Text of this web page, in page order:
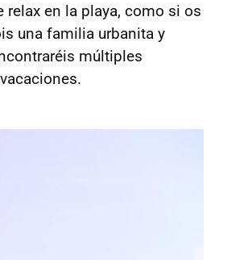
en la playa, como si os
una familia urbanita y
múltiples